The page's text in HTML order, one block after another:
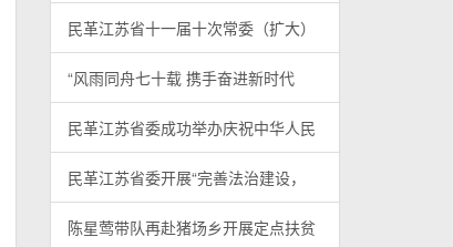
民革江苏省十一届十次常委（扩大）
“风雨同舟七十载 携手奋进新时代
民革江苏省委成功举办庆祝中华人民
民革江苏省委开展“完善法治建设，
陈星莺带队再赴猪场乡开展定点扶贫